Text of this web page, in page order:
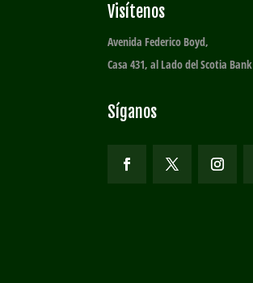
Visítenos
Avenida Federico Boyd,
Casa 431, al Lado del Scotia Bank
Síganos